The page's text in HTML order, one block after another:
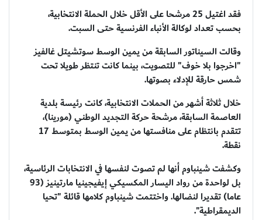
فقد اغتيل 25 مرشحا على الأقل خلال الحملة الانتخابية،
بحسب تعداد لوكالة الأنباء الفرنسية حتى السبت.
وقالت السيناتور السابقة من يمين الوسط سوتشيتل غالفيز
"اخرجوا بلا خوف" للتصويت، بينما كانت تنتظر طويلا تحت
شمس حارقة للإدلاء بصوتها.
خلال ثلاثة أشهر من الحملات الانتخابية، كانت رئيسة بلدية
العاصمة السابقة، مرشحة حركة التجديد الوطني (مورينا)،
تتقدم بانتظام على منافستها من يمين الوسط بمتوسط 17
نقطة.
وكشفت شينباوم أنها لم تصوت لنفسها في الانتخابات الرئاسية،
بل لواحدة من رواد اليسار المكسيكي إيفيجينيا مارتينيز (93
عاما) تقديرا لنضالها. واختتمت شينباوم كلامها قائلة "تحيا
الديمقراطية".